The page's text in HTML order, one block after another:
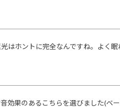
はホントに完全なんですね。よく眠
効果のあるこちらを選びました(ベ